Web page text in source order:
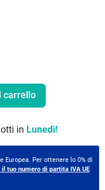
carrello
in Lunedì!
Per ottenere lo 0% di
tuo numero di partita IVA UE